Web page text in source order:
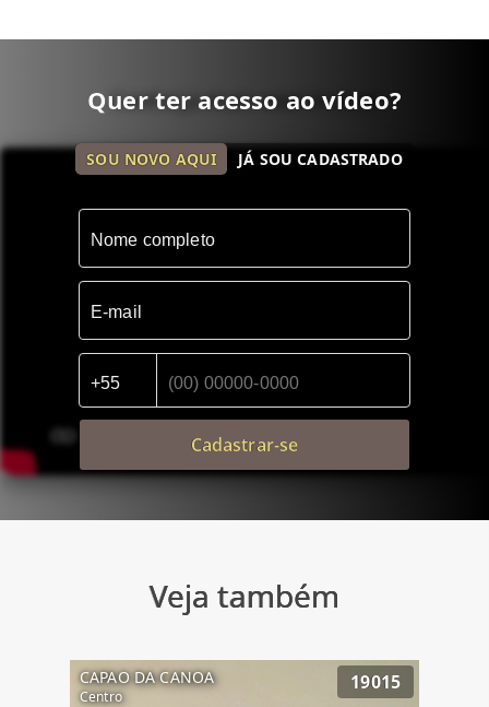
Quer ter acesso ao vídeo?
SOU NOVO AQUI JÁ SOU CADASTRADO
Cadastrar-se
Conheça mais esse imóvel
Veja também
CAPAO DA CANOA
Centro
19015